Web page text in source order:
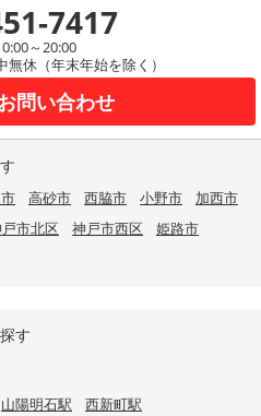
7417
～20:00
無休（年末年始を除く）
問い合わせ
高砂市 西脇市 小野市
加西市
市北区 神戸市西区
姫路市
す
山陽明石駅
西新町駅